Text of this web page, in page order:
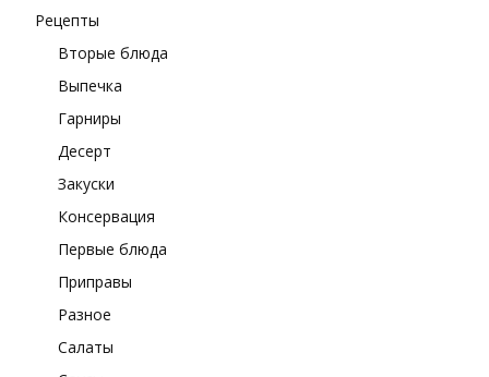
Рецепты
Вторые блюда
Выпечка
Гарниры
Десерт
Закуски
Консервация
Первые блюда
Приправы
Разное
Салаты